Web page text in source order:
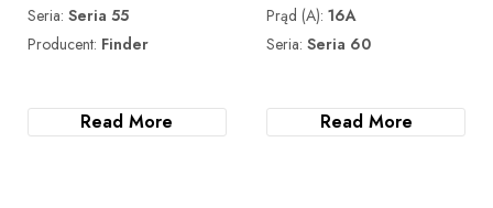
Seria: Seria 55
Producent: Finder
Read More
Prąd (A):16A
Seria:Seria 60
Read More